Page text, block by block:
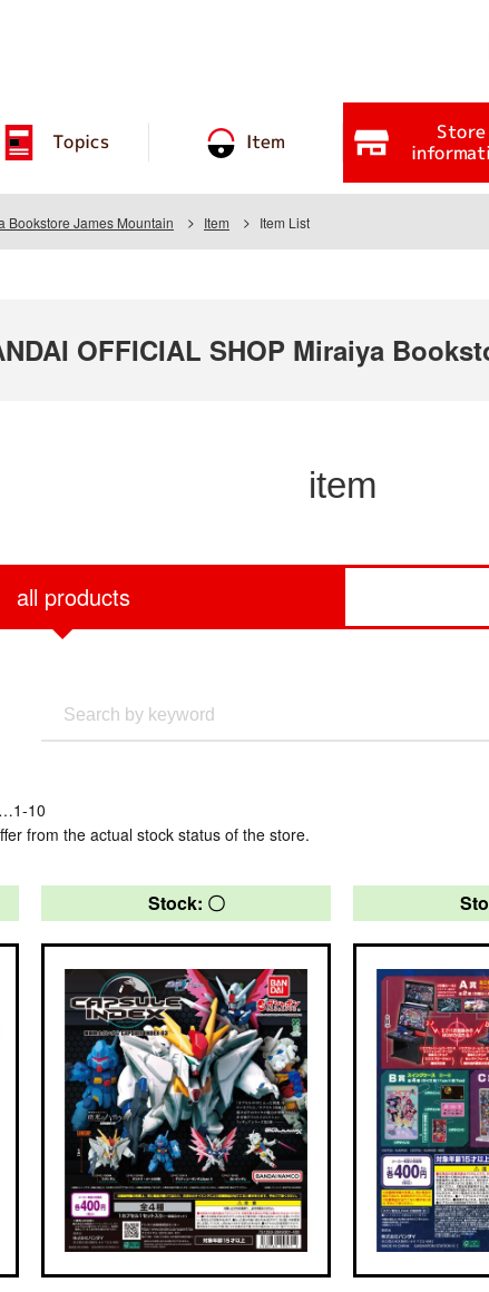
Topics Item Store
Bookstore James Mountain Item Item List
OFFICIAL SHOP Miraiya
item
all products
10
from the actual stock status of the store.
Stock: 〇